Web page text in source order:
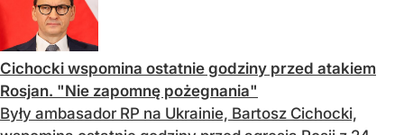
Cichocki wspomina ostatnie godziny przed atakiem
Rosjan. "Nie zapomnę pożegnania"
Były ambasador RP na Ukrainie, Bartosz Cichocki,